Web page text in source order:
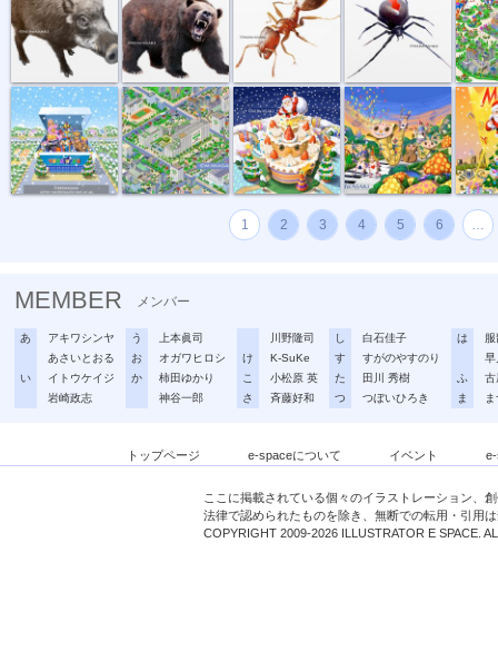
トイザラスポ... マンション・... サンタとクリ... 音楽会のパレ... メリ
1 2 3 4 5 6 …
MEMBER メンバー
あ
アキワシンヤ
あさいとおる
い
イトウケイジ
岩崎政志
う
上本眞司
お
オガワヒロシ
か
柿田ゆかり
神谷一郎
川野隆司
け
K-SuKe
こ
小松原 英
さ
斉藤好和
し
白石佳子
す
すがのやすのり
た
田川 秀樹
つ
つぼいひろき
は
早
ふ
古
ま
トップページ e-spaceについて イベント
ここに掲載されている個々のイラストレーション、
法律で認められたものを除き、無断での転用・引用
COPYRIGHT 2009-2026 ILLUSTRATOR E SPACE.